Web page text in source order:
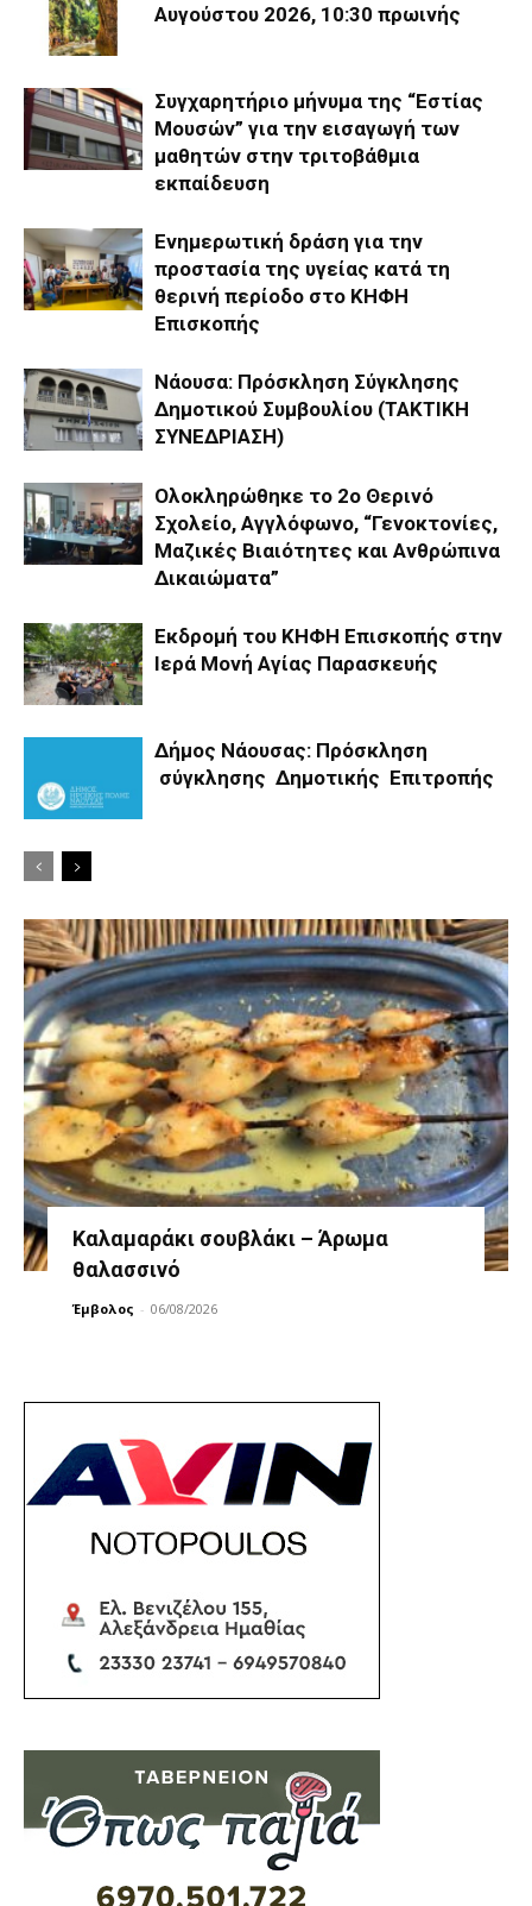
Αυγούστου 2026, 10:30 πρωινής
Συγχαρητήριο μήνυμα της “Εστίας
Μουσών” για την εισαγωγή των
μαθητών στην τριτοβάθμια
εκπαίδευση
Ενημερωτική δράση για την
προστασία της υγείας κατά τη
θερινή περίοδο στο ΚΗΦΗ
Επισκοπής
Νάουσα: Πρόσκληση Σύγκλησης
Δημοτικού Συμβουλίου (ΤΑΚΤΙΚΗ
ΣΥΝΕΔΡΙΑΣΗ)
Ολοκληρώθηκε το 2ο Θερινό
Σχολείο, Αγγλόφωνο, “Γενοκτονίες,
Μαζικές Βιαιότητες και Ανθρώπινα
Δικαιώματα”
Εκδρομή του ΚΗΦΗ Επισκοπής στην
Ιερά Μονή Αγίας Παρασκευής
Δήμος Νάουσας: Πρόσκληση
σύγκλησης Δημοτικής Επιτροπής
Καλαμαράκι σουβλάκι – Άρωμα
θαλασσινό
Έμβολος - 06/08/2026